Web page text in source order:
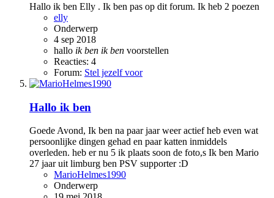
Hallo ik ben Elly . Ik ben pas op dit forum. Ik heb 2 poezen
elly
Onderwerp
4 sep 2018
hallo ik ben ik ben voorstellen
Reacties: 4
Forum: Stel jezelf voor
Hallo ik ben
Goede Avond, Ik ben na paar jaar weer actief heb even wat
persoonlijke dingen gehad en paar katten inmiddels
overleden. heb er nu 5 ik plaats soon de foto,s Ik ben Mario
27 jaar uit limburg ben PSV supporter :D
MarioHelmes1990
Onderwerp